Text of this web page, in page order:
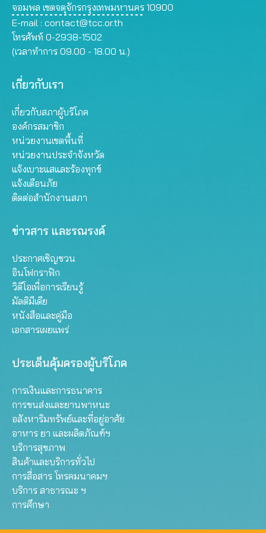
จอมพล เขตจตุจักรกรุงเทพมหานคร 10900
E-mail : contact@tcc.or.th
โทรศัพท์ 0-2938-1502
(เวลาทำการ 09.00 - 18.00 น.)
เกี่ยวกับเรา
เกี่ยวกับสภาผู้บริโภค
องค์กรสมาชิก
หน่วยงานเขตพื้นที่
หน่วยงานประจำจังหวัด
แจ้งเบาะแสและร้องทุกข์
แจ้งเตือนภัย
ติดต่อสำนักงานสภา
ข่าวสาร และรณรงค์
ประกาศเชิญชวน
อินโฟกราฟิก
วิดีโอเพื่อการเรียนรู้
มัลติมีเดีย
หนังสือและคู่มือ
เอกสารเผยแพร่
ประเด็นคุ้มครองผู้บริโภค
การเงินและการธนาคาร
การขนส่งและยานพาหนะ
อสังหาริมทรัพย์และที่อยู่อาศัย
อาหาร ยา และผลิตภัณฑ์ฯ
บริการสุขภาพ
สินค้าและบริการทั่วไป
การสื่อสาร โทรคมนาคมฯ
บริการ สาธารณะ ฯ
การศึกษา